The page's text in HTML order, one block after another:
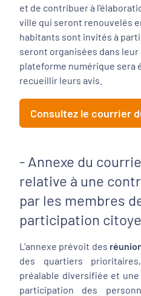
et de contribuer à
ville qui seront renouvelés
habitants sont invités à
seront organisées dans
plateforme numérique sera
recueillir leurs avis.
Consultez le courrier
- Annexe du
relative à une
par les membres
participation
L'annexe prévoit des
des quartiers
préalable diversifiée et
participation des